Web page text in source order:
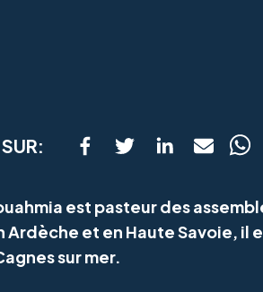
est pasteur des
Ardèche et en Haute Savoie, il
sur mer.